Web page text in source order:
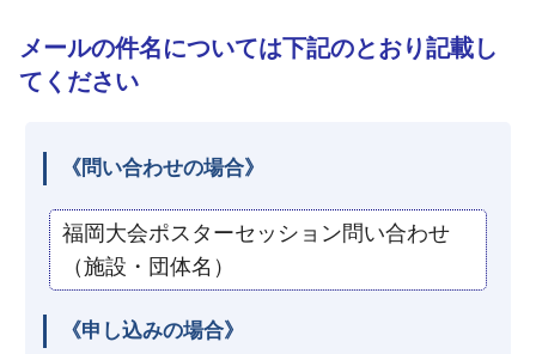
メールの件名については下記のとおり記載し
てください
《問い合わせの場合》
福岡大会ポスターセッション問い合わせ
（施設・団体名）
《申し込みの場合》